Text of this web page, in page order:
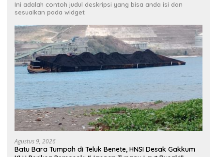
Ini adalah contoh judul deskripsi yang bisa anda isi dan
sesuaikan pada widget
Agustus 9, 2026
Batu Bara Tumpah di Teluk Benete, HNSI Desak Gakkum